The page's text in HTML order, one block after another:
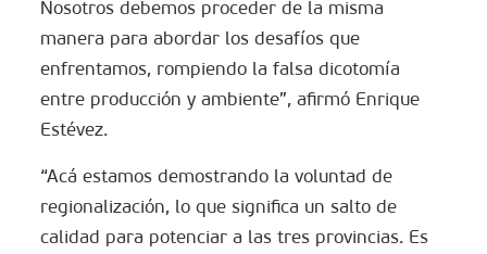
Nosotros debemos proceder de la misma
manera para abordar los desafíos que
enfrentamos, rompiendo la falsa dicotomía
entre producción y ambiente”, afirmó Enrique
Estévez.
“Acá estamos demostrando la voluntad de
regionalización, lo que significa un salto de
calidad para potenciar a las tres provincias. Es